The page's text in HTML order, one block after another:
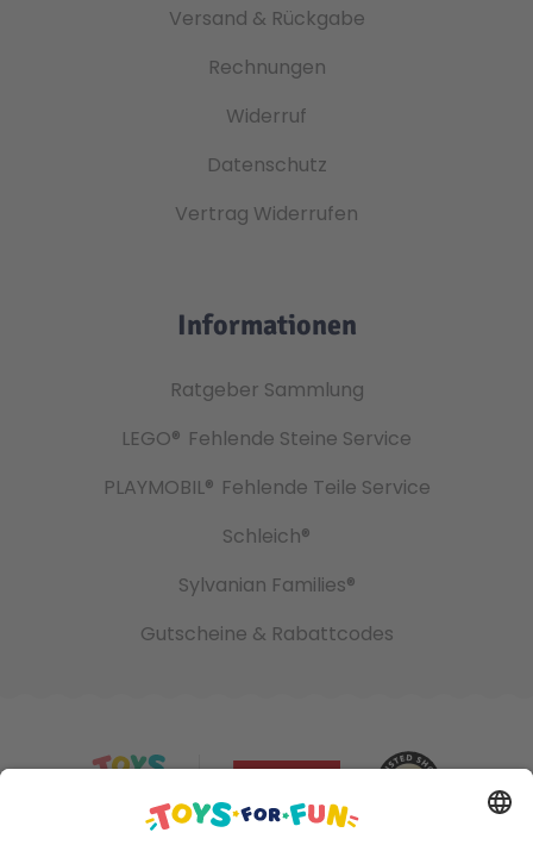
Versand & Rückgabe
Rechnungen
Widerruf
Datenschutz
Vertrag Widerrufen
Informationen
Ratgeber Sammlung
LEGO® Fehlende Steine Service
PLAYMOBIL® Fehlende Teile Service
Schleich®
Sylvanian Families®
Gutscheine & Rabattcodes